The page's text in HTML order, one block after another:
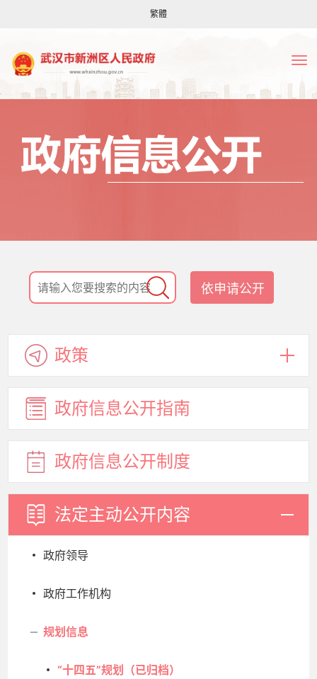
繁體
依申请公开
政策
政府信息公开指南
政府信息公开制度
法定主动公开内容
政府领导
政府工作机构
规划信息
“十四五”规划（已归档）